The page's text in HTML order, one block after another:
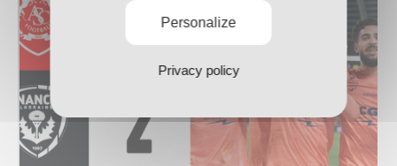
Personalize
Privacy policy